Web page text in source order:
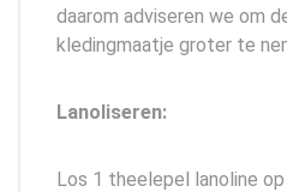
daarom adviseren we om
kledingmaatje groter te
Lanoliseren:
Los 1 theelepel lanoline